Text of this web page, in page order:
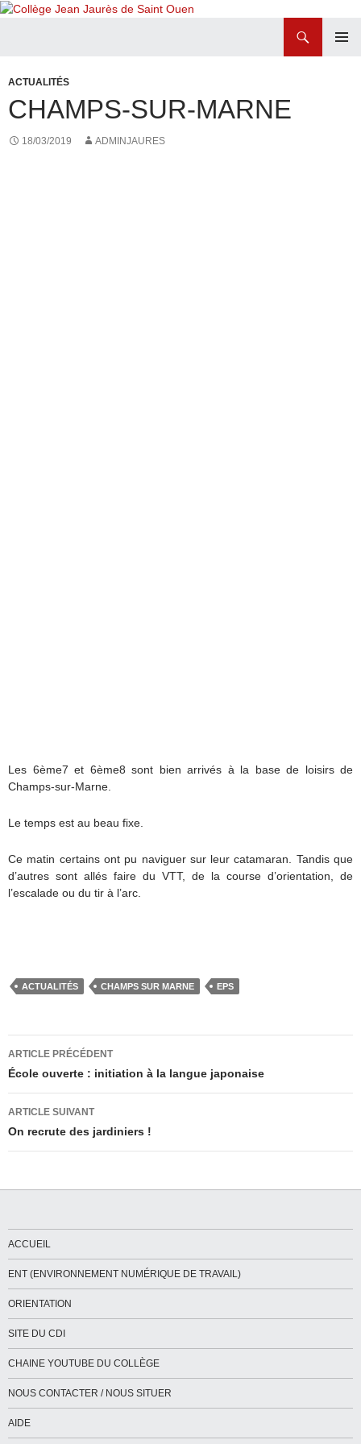
CONTENU
ACTUALITÉS
CHAMPS-SUR-MARNE
18/03/2019 ADMINJAURES
Les 6ème7 et 6ème8 sont bien arrivés à la base de loisirs de
Champs-sur-Marne.
Le temps est au beau fixe.
Ce matin certains ont pu naviguer sur leur catamaran. Tandis que
d’autres sont allés faire du VTT, de la course d’orientation, de
l’escalade ou du tir à l’arc.
ACTUALITÉS CHAMPS SUR MARNE EPS
Navigation
des
articles
ARTICLE PRÉCÉDENT
École ouverte : initiation à la langue japonaise
ARTICLE SUIVANT
On recrute des jardiniers !
ACCUEIL
ENT (ENVIRONNEMENT NUMÉRIQUE DE TRAVAIL)
ORIENTATION
SITE DU CDI
CHAINE YOUTUBE DU COLLÈGE
NOUS CONTACTER / NOUS SITUER
AIDE